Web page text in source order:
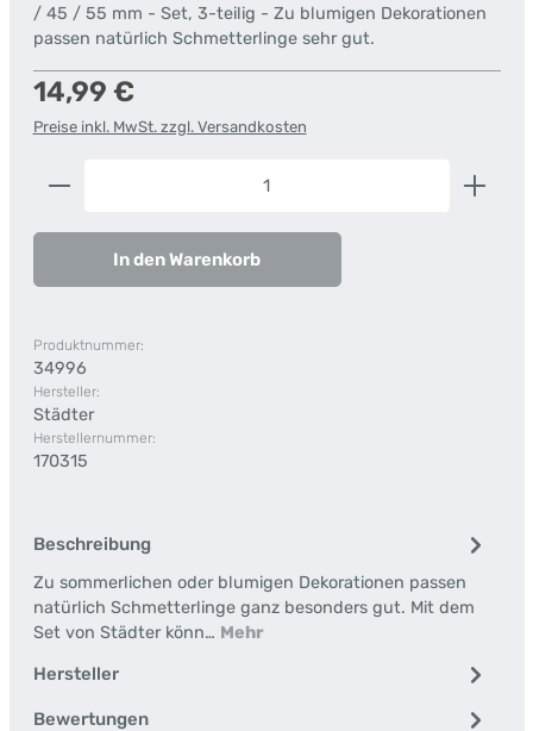
/ 45 / 55 mm - Set, 3-teilig - Zu blumigen Dekorationen
passen natürlich Schmetterlinge sehr gut.
Regulärer Preis:
14,99 €
Preise inkl. MwSt. zzgl. Versandkosten
Produkt Anzahl: Gib den gewünschten Wert ein
In den Warenkorb
Produktnummer:
34996
Hersteller:
Städter
Herstellernummer:
170315
Beschreibung
Zu sommerlichen oder blumigen Dekorationen passen
natürlich Schmetterlinge ganz besonders gut. Mit dem
Set von Städter könn… Mehr
Hersteller
Bewertungen